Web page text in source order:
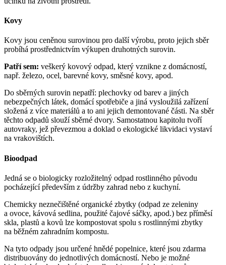
Kovy
Kovy jsou ceněnou surovinou pro další výrobu, proto jejich sběr
probíhá prostřednictvím výkupen druhotných surovin.
Patří sem: veškerý kovový odpad, který vznikne z domácností,
např. železo, ocel, barevné kovy, směsné kovy, apod.
Do sběrných surovin nepatří: plechovky od barev a jiných
nebezpečných látek, domácí spotřebiče a jiná vysloužilá zařízení
složená z více materiálů a to ani jejich demontované části. Na sběr
těchto odpadů slouží sběrné dvory. Samostatnou kapitolu tvoří
autovraky, jež převezmou a doklad o ekologické likvidaci vystaví
na vrakovištích.
Bioodpad
Jedná se o biologicky rozložitelný odpad rostlinného původu
pocházející především z údržby zahrad nebo z kuchyní.
Chemicky neznečištěné organické zbytky (odpad ze zeleniny
a ovoce, kávová sedlina, použité čajové sáčky, apod.) bez příměsí
skla, plastů a kovů lze kompostovat spolu s rostlinnými zbytky
na běžném zahradním kompostu.
Na tyto odpady jsou určené hnědé popelnice, které jsou zdarma
distribuovány do jednotlivých domácností. Nebo je možné